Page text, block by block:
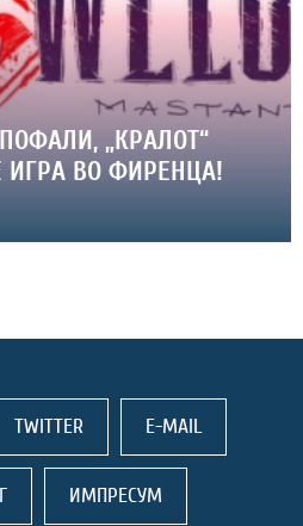
„КРАЛОТ“
ИГРА ВО ФИРЕНЦА!
TWITTER E-MAIL
ИМПРЕСУМ